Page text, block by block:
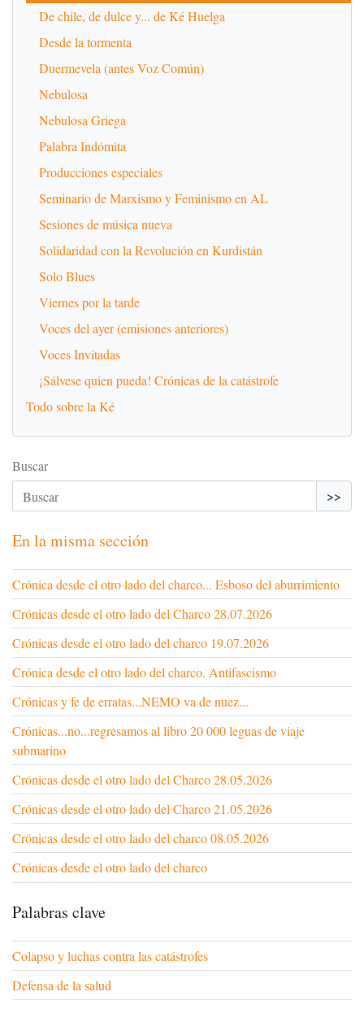
De chile, de dulce y... de Ké Huelga
Desde la tormenta
Duermevela (antes Voz Común)
Nebulosa
Nebulosa Griega
Palabra Indómita
Producciones especiales
Seminario de Marxismo y Feminismo en AL
Sesiones de música nueva
Solidaridad con la Revolución en Kurdistán
Solo Blues
Viernes por la tarde
Voces del ayer (emisiones anteriores)
Voces Invitadas
¡Sálvese quien pueda! Crónicas de la catástrofe
Todo sobre la Ké
Buscar
>>
En la misma sección
Crónica desde el otro lado del charco... Esboso del aburrimiento
Crónicas desde el otro lado del Charco 28.07.2026
Crónicas desde el otro lado del charco 19.07.2026
Crónica desde el otro lado del charco. Antifascismo
Crónicas y fe de erratas...NEMO va de nuez...
Crónicas...no...regresamos al libro 20 000 leguas de viaje
submarino
Crónicas desde el otro lado del Charco 28.05.2026
Crónicas desde el otro lado del Charco 21.05.2026
Crónicas desde el otro lado del charco 08.05.2026
Crónicas desde el otro lado del charco
Palabras clave
Colapso y luchas contra las catástrofes
Defensa de la salud